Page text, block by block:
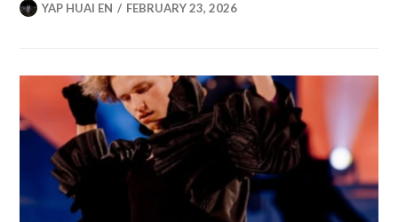
YAP HUAI EN FEBRUARY 23, 2026